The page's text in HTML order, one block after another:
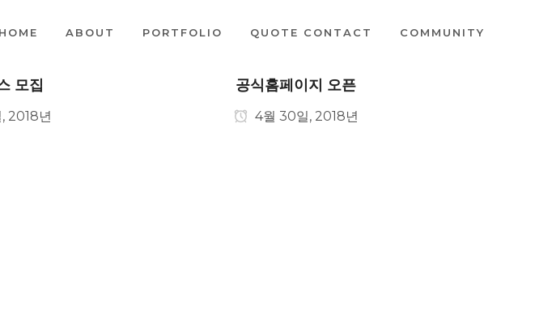
HOME ABOUT PORTFOLIO QUOTE CONTACT COMMUNITY
모집
2018년
공식홈페이지 오픈
4월 30일, 2018년